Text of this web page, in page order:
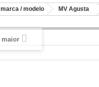
/ modelo MV Agusta
maior